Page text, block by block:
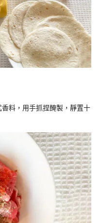
料，用手抓捏醃製，靜置十